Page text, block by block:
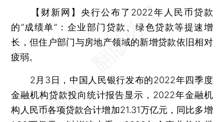
【财新网】央行公布了2022年人民币贷款
的“成绩单”：企业部门贷款、绿色贷款等提速增
长，但住户部门与房地产领域的新增贷款依旧相对
疲弱。
2月3日，中国人民银行发布的2022年四季度
金融机构贷款投向统计报告显示，2022年金融机
构人民币各项贷款合计增加21.31万亿元，同比多增